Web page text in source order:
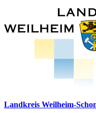
Landkreis Weilheim-